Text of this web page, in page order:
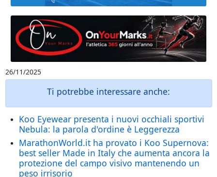
26/11/2025
Ti potrebbe interessare anche:
Koo Eyewear presenta i nuovi occhiali sportivi
Nebula: la parola d'ordine è Leggerezza
MarathonWorld.it ha provato i Koo Supernova:
best seller Made in Italy che aumenta ancora la
protezione del campo visivo mantenendo un
peso irrisorio